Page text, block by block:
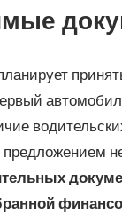
предложением